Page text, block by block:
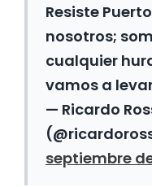
Resiste
nosotros;
cualquier
vamos a
— Ricardo
septiembre